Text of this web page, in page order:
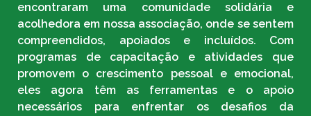
encontraram uma comunidade solidária e
acolhedora em nossa associação, onde se sentem
compreendidos, apoiados e incluídos. Com
programas de capacitação e atividades que
promovem o crescimento pessoal e emocional,
eles agora têm as ferramentas e o apoio
necessários para enfrentar os desafios da